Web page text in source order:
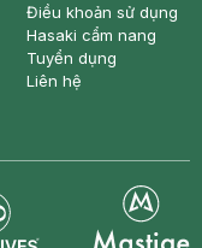
Điều khoản sử dụng
Hasaki cẩm nang
Tuyển dụng
Liên hệ